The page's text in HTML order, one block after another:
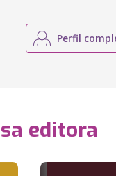
Perfil
editora